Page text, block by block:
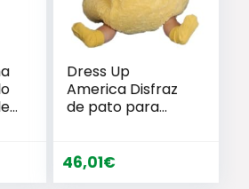
Dress Up
America Disfraz
de pato para
bebés, disfraz de
animal de granja
46,01€